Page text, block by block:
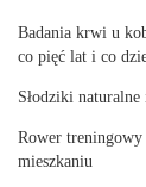
Badania krwi u
co pięć lat i co
Słodziki
Rower treningowy
mieszkaniu